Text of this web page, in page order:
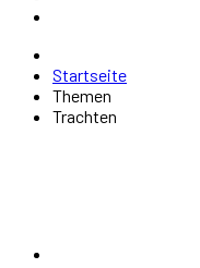
Startseite
Themen
Trachten